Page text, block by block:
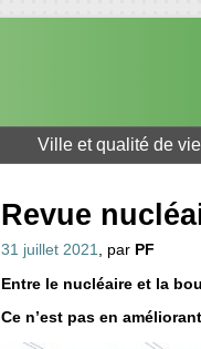
Ville et qualité de vie
Revue
31 juillet 2021, par PF
Entre le nucléaire et la
Ce n’est pas en